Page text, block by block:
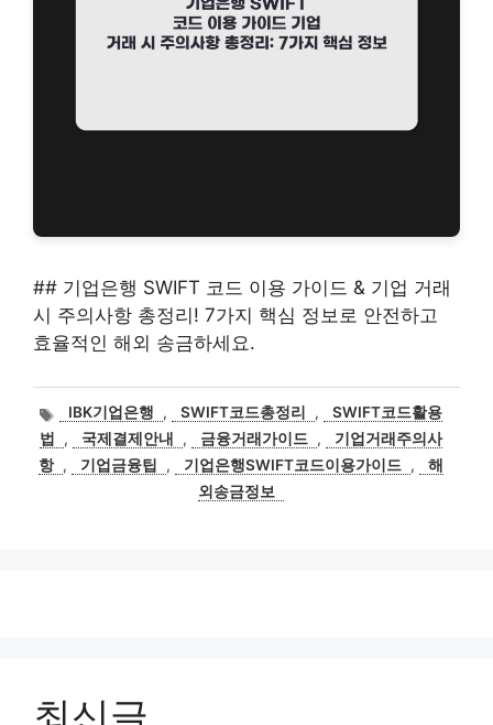
## 기업은행 SWIFT 코드 이용 가이드 & 기업 거래
시 주의사항 총정리! 7가지 핵심 정보로 안전하고
효율적인 해외 송금하세요.
태IBK기업은행 , SWIFT코드총정리 ,
SWIFT코드활용
법
, 국제결제안내 , 금융거래가이드 ,
기업거래주의사
항 , 기업금융팁 , 기업은행SWIFT코드이용가이드 ,
해
외송금정보
최신글